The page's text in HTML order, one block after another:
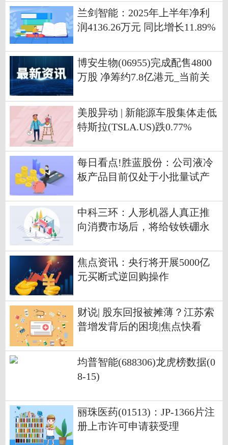
兰剑智能：2025年上半年净利
润4136.26万元 同比增长11.89%
博安生物(06955)完成配售4800
万股 净筹约7.8亿港元_当前关
美股异动 | 新能源车股集体走低
特斯拉(TSLA.US)跌0.77%
每日看点!胜蓝股份：公司液冷
板产品目前仅处于小批量试产
中科三环：人形机器人真正推
向消费市场后，将给钕铁硼永
响
焦点资讯：央行将开展5000亿
元买断式逆回购操作
财说| 股东回报被摊薄？江苏索
普增发背后的困境|焦点快看
均普智能(688306)龙虎榜数据(0
8-15)
丽珠医药(01513)：JP-1366片注
册上市许可申请获受理